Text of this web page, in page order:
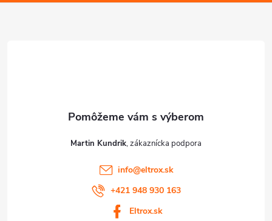
Martin Kundrik
info@eltrox.sk
+421 948 930 163
Eltrox.sk